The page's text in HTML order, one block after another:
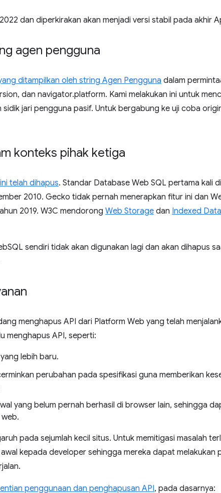
dan diperkirakan akan menjadi versi stabil pada akhir
agen pengguna
ditampilkan oleh string Agen Pengguna dalam
dan navigator.platform. Kami melakukan ini untuk
jari pengguna pasif. Untuk bergabung ke uji coba
konteks pihak ketiga
telah dihapus. Standar Database Web SQL pertama kali
2010. Gecko tidak pernah menerapkan fitur ini dan
2019. W3C mendorong Web Storage dan Indexed
sendiri tidak akan digunakan lagi dan akan dihapus
menghapus API dari Platform Web yang telah
menghapus API, seperti:
lebih baru.
perubahan pada spesifikasi guna memberikan
yang belum pernah berhasil di browser lain, sehingga
pada sejumlah kecil situs. Untuk memitigasi masalah
kepada developer sehingga mereka dapat melakukan
penggunaan dan penghapusan API, pada dasarnya: